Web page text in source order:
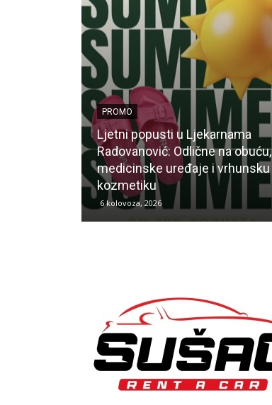
PROMO
Ljetni popusti u Ljekarnama
Radovanović: Odlične na obuću,
medicinske uređaje i vrhunsku
kozmetiku
6 kolovoza, 2026